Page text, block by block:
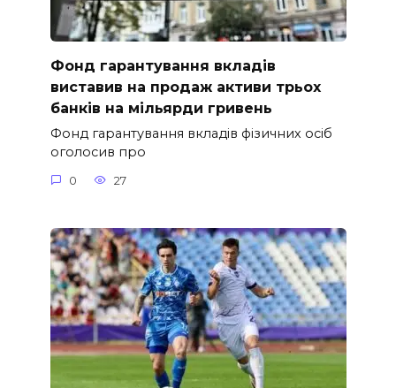
Фонд гарантування вкладів
виставив на продаж активи трьох
банків на мільярди гривень
Фонд гарантування вкладів фізичних осіб
оголосив про
0 27